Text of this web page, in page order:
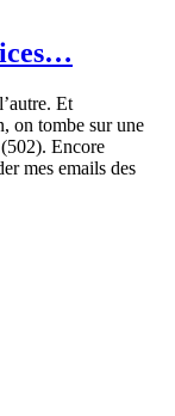
Et
on tombe sur une
Encore
mes emails des